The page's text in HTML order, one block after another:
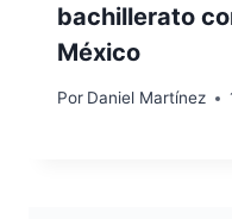
bachillerato
México
Por Daniel Martínez